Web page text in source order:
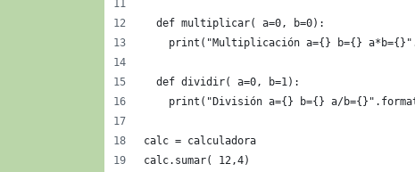
  def multiplicar( a=0, b=0):
print("Multiplicación a={} b={}
  def dividir( a=0, b=1):
print("División a={} b={} a/
calc = calculadora
calc.sumar( 12,4)